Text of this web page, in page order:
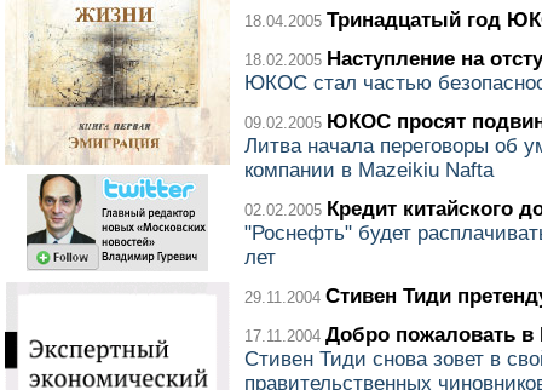
18.04.2005 Тринадцатый год
18.02.2005 Наступление на
ЮКОС стал частью
09.02.2005 ЮКОС просят
Литва начала переговоры об
компании в Mazeikiu Nafta
02.02.2005 Кредит китайского
"Роснефть" будет
лет
29.11.2004 Стивен Тиди
17.11.2004 Добро пожаловать
Стивен Тиди снова зовет в
правительственных